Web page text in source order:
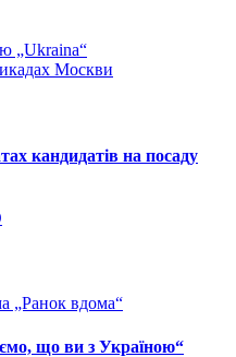
„Ukraina“
Москви
кандидатів на посаду
„Ранок вдома“
що ви з Україною“